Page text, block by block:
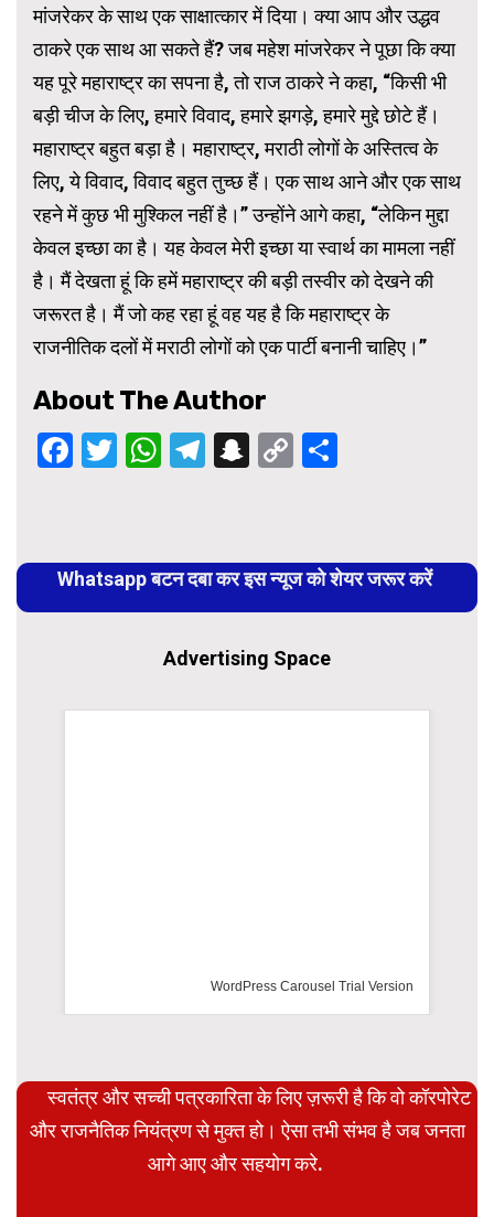
मांजरेकर के साथ एक साक्षात्कार में दिया। क्या आप और उद्धव
ठाकरे एक साथ आ सकते हैं? जब महेश मांजरेकर ने पूछा कि क्या
यह पूरे महाराष्ट्र का सपना है, तो राज ठाकरे ने कहा, “किसी भी
बड़ी चीज के लिए, हमारे विवाद, हमारे झगड़े, हमारे मुद्दे छोटे हैं।
महाराष्ट्र बहुत बड़ा है। महाराष्ट्र, मराठी लोगों के अस्तित्व के
लिए, ये विवाद, विवाद बहुत तुच्छ हैं। एक साथ आने और एक साथ
रहने में कुछ भी मुश्किल नहीं है।” उन्होंने आगे कहा, “लेकिन मुद्दा
केवल इच्छा का है। यह केवल मेरी इच्छा या स्वार्थ का मामला नहीं
है। मैं देखता हूं कि हमें महाराष्ट्र की बड़ी तस्वीर को देखने की
जरूरत है। मैं जो कह रहा हूं वह यह है कि महाराष्ट्र के
राजनीतिक दलों में मराठी लोगों को एक पार्टी बनानी चाहिए।”
About The Author
Facebook
Twitter
WhatsApp
Telegram
Snapchat
Copy
Reading
Whatsapp बटन दबा कर इस न्यूज को शेयर जरूर करें
Advertising Space
स्वतंत्र और सच्ची पत्रकारिता के लिए ज़रूरी है कि वो कॉरपोरेट
और राजनैतिक नियंत्रण से मुक्त हो। ऐसा तभी संभव है जब जनता
आगे आए और सहयोग करे.